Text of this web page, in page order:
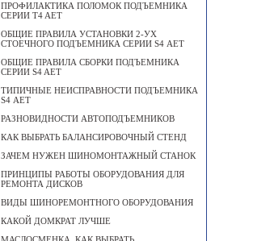
ПРОФИЛАКТИКА ПОЛОМОК ПОДЪЕМНИКА
СЕРИИ T4 AET
ОБЩИЕ ПРАВИЛА УСТАНОВКИ 2-УХ
СТОЕЧНОГО ПОДЪЕМНИКА СЕРИИ S4 АЕТ
ОБЩИЕ ПРАВИЛА СБОРКИ ПОДЪЕМНИКА
СЕРИИ S4 AET
ТИПИЧНЫЕ НЕИСПРАВНОСТИ ПОДЪЕМНИКА
S4 АЕТ
РАЗНОВИДНОСТИ АВТОПОДЪЕМНИКОВ
КАК ВЫБРАТЬ БАЛАНСИРОВОЧНЫЙ СТЕНД
ЗАЧЕМ НУЖЕН ШИНОМОНТАЖНЫЙ СТАНОК
ПРИНЦИПЫ РАБОТЫ ОБОРУДОВАНИЯ ДЛЯ
РЕМОНТА ДИСКОВ
ВИДЫ ШИНОРЕМОНТНОГО ОБОРУДОВАНИЯ
КАКОЙ ДОМКРАТ ЛУЧШЕ